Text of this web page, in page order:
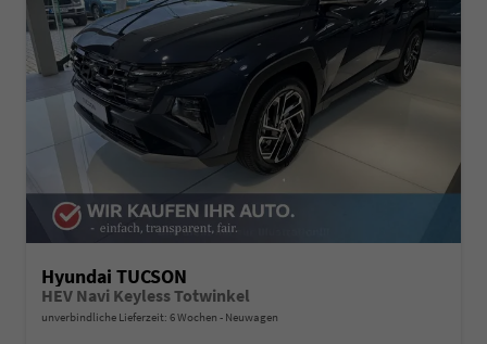
Hyundai TUCSON
HEV Navi Keyless Totwinkel
unverbindliche Lieferzeit: 6 Wochen Neuwagen